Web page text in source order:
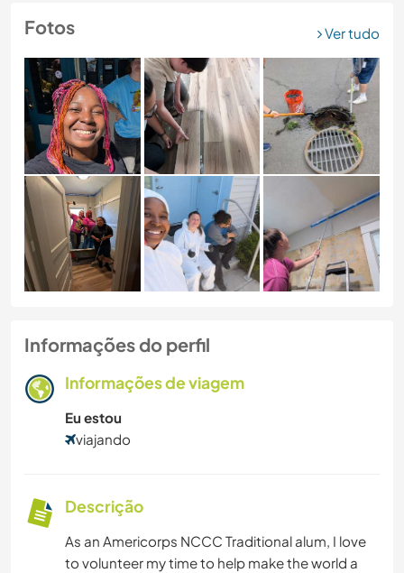
Fotos Ver tudo
Informações do perfil
Informações de viagem
Eu estou
viajando
Descrição
As an Americorps NCCC Traditional alum, I love
to volunteer my time to help make the world a